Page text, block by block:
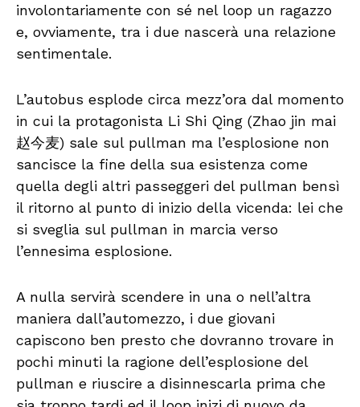
involontariamente con sé nel loop un ragazzo
e, ovviamente, tra i due nascerà una relazione
sentimentale.
L’autobus esplode circa mezz’ora dal momento
in cui la protagonista Li Shi Qing (Zhao jin mai
赵今麦) sale sul pullman ma l’esplosione non
sancisce la fine della sua esistenza come
quella degli altri passeggeri del pullman bensì
il ritorno al punto di inizio della vicenda: lei che
si sveglia sul pullman in marcia verso
l’ennesima esplosione.
A nulla servirà scendere in una o nell’altra
maniera dall’automezzo, i due giovani
capiscono ben presto che dovranno trovare in
pochi minuti la ragione dell’esplosione del
pullman e riuscire a disinnescarla prima che